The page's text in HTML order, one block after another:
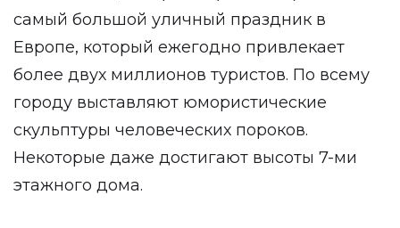
самый большой уличный праздник в
Европе, который ежегодно привлекает
более двух миллионов туристов. По всему
городу выставляют юмористические
скульптуры человеческих пороков.
Некоторые даже достигают высоты 7-ми
этажного дома.